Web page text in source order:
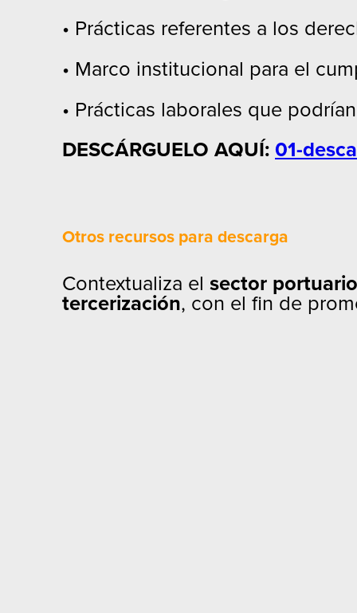
• Prácticas referentes a los
• Marco institucional para el
• Prácticas laborales que
DESCÁRGUELO AQUÍ: 01-
Otros recursos para descarga
Contextualiza el sector portuario
tercerización, con el fin de